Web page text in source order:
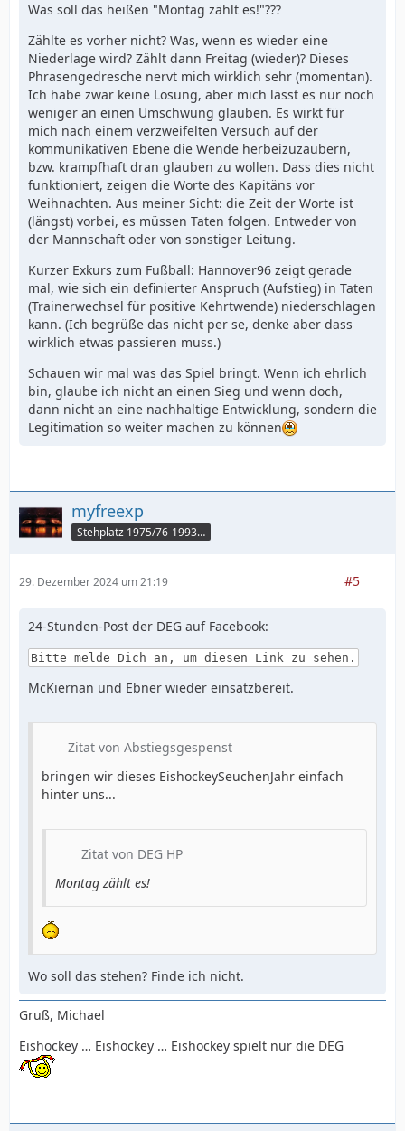
Was soll das heißen "Montag zählt es!"???
Zählte es vorher nicht? Was, wenn es wieder eine
Niederlage wird? Zählt dann Freitag (wieder)? Dieses
Phrasengedresche nervt mich wirklich sehr (momentan).
Ich habe zwar keine Lösung, aber mich lässt es nur noch
weniger an einen Umschwung glauben. Es wirkt für
mich nach einem verzweifelten Versuch auf der
kommunikativen Ebene die Wende herbeizuzaubern,
bzw. krampfhaft dran glauben zu wollen. Dass dies nicht
funktioniert, zeigen die Worte des Kapitäns vor
Weihnachten. Aus meiner Sicht: die Zeit der Worte ist
(längst) vorbei, es müssen Taten folgen. Entweder von
der Mannschaft oder von sonstiger Leitung.
Kurzer Exkurs zum Fußball: Hannover96 zeigt gerade
mal, wie sich ein definierter Anspruch (Aufstieg) in Taten
(Trainerwechsel für positive Kehrtwende) niederschlagen
kann. (Ich begrüße das nicht per se, denke aber dass
wirklich etwas passieren muss.)
Schauen wir mal was das Spiel bringt. Wenn ich ehrlich
bin, glaube ich nicht an einen Sieg und wenn doch,
dann nicht an eine nachhaltige Entwicklung, sondern die
Legitimation so weiter machen zu können
myfreexp
Stehplatz 1975/76-1993/94
29. Dezember 2024 um 21:19 #5
24-Stunden-Post der DEG auf Facebook:
Bitte melde Dich an, um diesen Link zu sehen.
McKiernan und Ebner wieder einsatzbereit.
Zitat von Abstiegsgespenst
bringen wir dieses EishockeySeuchenJahr einfach
hinter uns...
Zitat von DEG HP
Montag zählt es!
Wo soll das stehen? Finde ich nicht.
Gruß, Michael
Eishockey … Eishockey … Eishockey spielt nur die DEG